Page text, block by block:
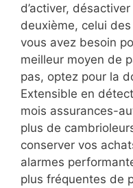
d’activer,
deuxième, celui
vous avez besoin
meilleur moyen de
pas, optez pour la
Extensible en
mois assurances-
plus de
conserver vos
alarmes
plus fréquentes de